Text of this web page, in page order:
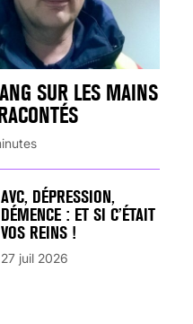
SUR LES MAINS
AVC, DÉPRESSION,
DÉMENCE : ET SI C’ÉTAIT
VOS REINS !
27 juil 2026